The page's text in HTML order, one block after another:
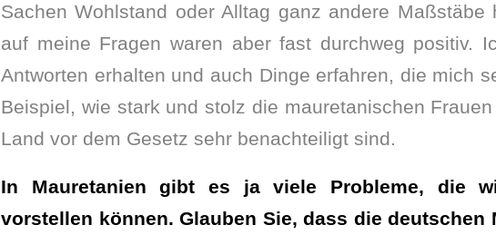
Sachen Wohlstand oder Alltag ganz andere Maßstäbe
auf meine Fragen waren aber fast durchweg positiv.
Antworten erhalten und auch Dinge erfahren, die mich
Beispiel, wie stark und stolz die mauretanischen
Land vor dem Gesetz sehr benachteiligt sind.
In Mauretanien gibt es ja viele Probleme, die
vorstellen können. Glauben Sie, dass die deutschen